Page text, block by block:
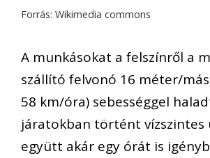
Forrás: Wikimedia commons
A munkásokat a felszínről a
szállító felvonó 16 méter/
58 km/óra) sebességgel
járatokban történt vízszintes
együtt akár egy órát is